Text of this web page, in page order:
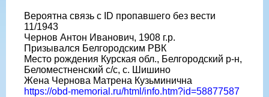
Вероятна связь с ID пропавшего без вести
11/1943
Чернов Антон Иванович, 1908 г.р.
Призывался Белгородским РВК
Место рождения Курская обл., Белгородский р-н,
Беломестненский с/с, с. Шишино
Жена Чернова Матрена Кузьминична
https://obd-memorial.ru/html/info.htm?id=58877587